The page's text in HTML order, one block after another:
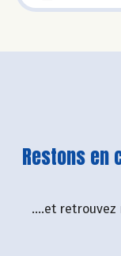
Restons en
....et